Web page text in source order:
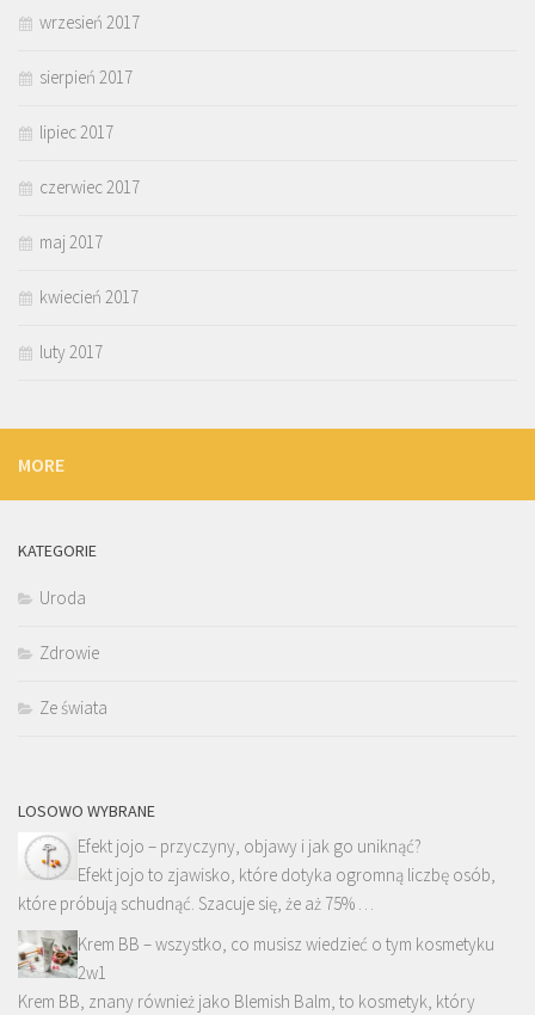
wrzesień 2017
sierpień 2017
lipiec 2017
czerwiec 2017
maj 2017
kwiecień 2017
luty 2017
MORE
KATEGORIE
Uroda
Zdrowie
Ze świata
LOSOWO WYBRANE
Efekt jojo – przyczyny, objawy i jak go uniknąć?
Efekt jojo to zjawisko, które dotyka ogromną liczbę osób,
które próbują schudnąć. Szacuje się, że aż 75% …
Krem BB – wszystko, co musisz wiedzieć o tym kosmetyku
2w1
Krem BB, znany również jako Blemish Balm, to kosmetyk, który